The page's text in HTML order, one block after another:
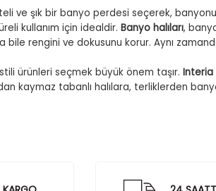
ve şık bir banyo perdesi seçerek,
kullanım için idealdir. Banyo halıları,
bile rengini ve dokusunu korur. Aynı
ürünleri seçmek büyük önem taşır. Interia
kaymaz tabanlı halılara, terliklerden